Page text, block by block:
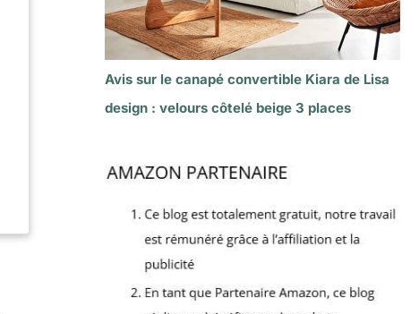
Avis sur le canapé convertible Kiara de Lisa
design : velours côtelé beige 3 places